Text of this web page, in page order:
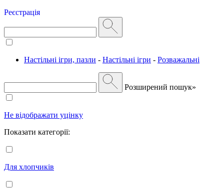
Реєстрація
Настільні ігри, пазли - Настільні ігри - Розважальні
Розширений пошук»
Не відображати уцінку
Показати категорії:
Для хлопчиків